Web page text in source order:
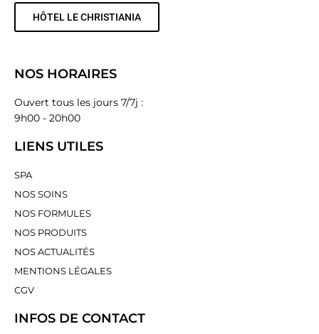
HÔTEL LE CHRISTIANIA
NOS HORAIRES
Ouvert tous les jours 7/7j :
9h00 - 20h00
LIENS UTILES
SPA
NOS SOINS
NOS FORMULES
NOS PRODUITS
NOS ACTUALITÉS
MENTIONS LÉGALES
CGV
INFOS DE CONTACT